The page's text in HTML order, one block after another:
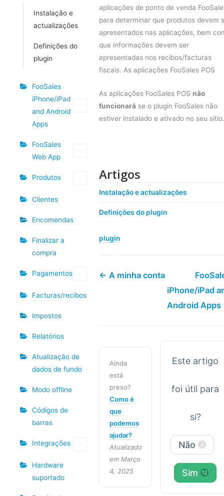
Instalação e
actualizações
Definições do
plugin
FooSales
iPhone/iPad
and Android
Apps
FooSales
Web App
Produtos
Clientes
Encomendas
Finalizar a
compra
Pagamentos
Facturas/recibos
Impostos
Relatórios
Atualização de
dados de fundo
Modo offline
Códigos de
barras
Integrações
Hardware
suportado
aplicações de ponto de venda
para determinar que produtos devem
apresentados nas aplicações, bem
que informações devem ser
apresentadas nos recibos/facturas
fiscais. As aplicações FooSales POS
As aplicações FooSales POS não
funcionará se o plugin FooSales não
estiver instalado e ativado no seu sítio.
Artigos
Instalação e actualizações
Definições do plugin
plugin
← A minha conta
iPhone/iPad
Android
Ainda
está
preso?
Como é
que
podemos
ajudar?
Atualizado
em Março
4, 2025
Este artigo
foi útil para
si?
Não 8
Sim 12